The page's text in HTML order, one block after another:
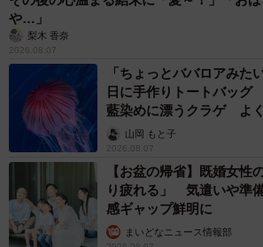
や…」
梨木 香奈
2026.08.07
「ちょっとババロアみた
日に手作りトートバッ
藍染めに漂うクラゲ よ
ごい」山岡 もと子
2026.08.07
【お盆の帰省】既婚女性
り疲れる」 気遣いや準
感ギャップ鮮明に
まいどなニュース情報部